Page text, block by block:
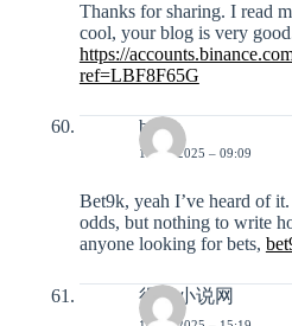
Thanks for sharing. I read
cool, your blog is very
https://
ref=LBF8F65G
bet9k
14-12-2025 – 09:09
Bet9k, yeah I’ve heard of
odds, but nothing to write
anyone looking for bets,
得奇小说网